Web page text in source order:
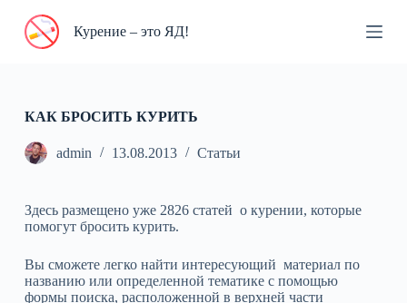
П
и
Курение – это ЯД!
КАК БРОСИТЬ КУРИТЬ
admin 13.08.2013 Статьи
Здесь размещено уже 2826 статей о курении, которые
помогут бросить курить.
Вы сможете легко найти интересующий материал по
названию или определенной тематике с помощью
формы поиска, расположенной в верхней части